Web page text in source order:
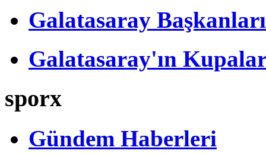
Galatasaray Başkanları
Galatasaray'ın
sporx
Gündem Haberleri